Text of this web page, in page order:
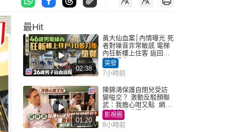
最Hit
02:38
黃大仙血案│內情曝光 死
者對噪音非常敏感 電梯
內狂斬樓上住客 返回住
所墮樓亡
突發
7小時前
01:20
陳錦鴻保護自閉兒受訪
變嗌交？ 激動反駁顏聯
武：我擔心咁又點 網民
批主持咄咄逼人
影視圈
8小時前